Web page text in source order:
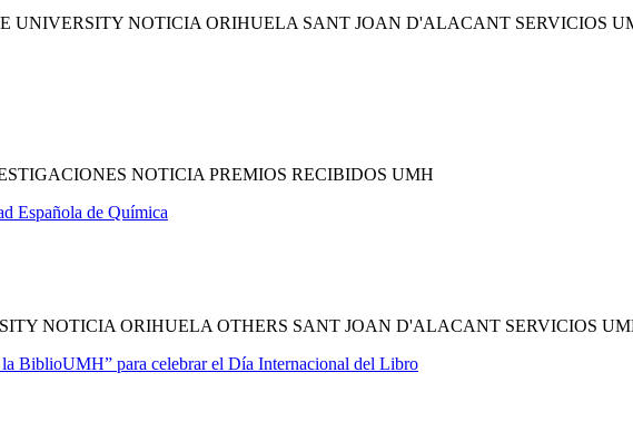
UNIVERSITY NOTICIA ORIHUELA SANT JOAN D'ALACANT SERVICIOS
NOTICIA PREMIOS RECIBIDOS UMH
Española de Química
NOTICIA ORIHUELA OTHERS SANT JOAN D'ALACANT SERVICIOS
BiblioUMH” para celebrar el Día Internacional del Libro